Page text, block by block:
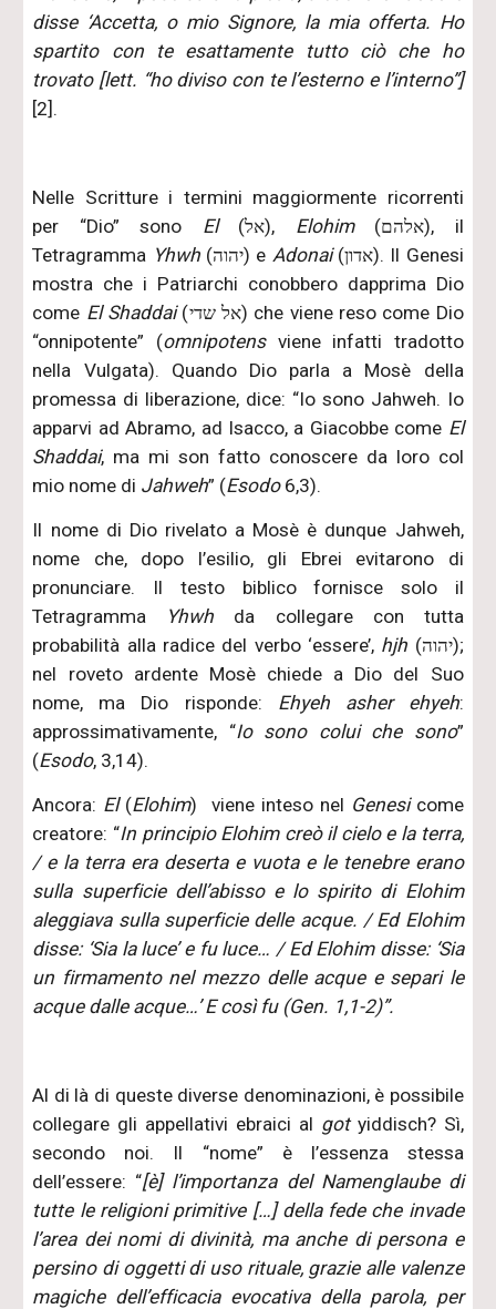
disse ‘Accetta, o mio Signore, la mia offerta. Ho
spartito con te esattamente tutto ciò che ho
trovato [lett. “ho diviso con te l’esterno e l’interno”]
[2].
Nelle Scritture i termini maggiormente ricorrenti
per “Dio” sono El (אל), Elohim(אלהם), il
Tetragramma Yhwh (יהוה) e Adonai(אדון). Il Genesi
mostra che i Patriarchi conobbero dapprima Dio
come El Shaddai(אל שדי) che viene reso come Dio
“onnipotente” (omnipotensviene infatti tradotto
nella Vulgata). Quando Dio parla a Mosè della
promessa di liberazione, dice: “Io sono Jahweh. Io
apparvi ad Abramo, ad Isacco, a Giacobbe come El
Shaddai, ma mi son fatto conoscere da loro col
mio nome di Jahweh” (Esodo6,3).
Il nome di Dio rivelato a Mosè è dunque Jahweh,
nome che, dopo l’esilio, gli Ebrei evitarono di
pronunciare. Il testo biblico fornisce solo il
Tetragramma
Yhwh da collegare con tutta
probabilità alla radice del verbo ‘essere’, hjh (יהוה);
nel roveto ardente Mosè chiede a Dio del Suo
nome, ma Dio risponde: Ehyeh asher ehyeh:
approssimativamente, “Io sono colui che sono”
(Esodo, 3,14).
Ancora: El(Elohim) viene inteso nel Genesicome
creatore: “In principio Elohim creò il cielo e la terra,
/ e la terra era deserta e vuota e le tenebre erano
sulla superficie dell’abisso e lo spirito di Elohim
aleggiava sulla superficie delle acque. / Ed Elohim
disse: ‘Sia la luce’ e fu luce… / Ed Elohim disse: ‘Sia
un firmamento nel mezzo delle acque e separi le
acque dalle acque…’ E così fu (Gen. 1,1-2)”.
Al di là di queste diverse denominazioni, è possibile
collegare gli appellativi ebraici al gotyiddisch? Sì,
secondo noi. Il “nome” è l’essenza stessa
dell’essere: “[è] l’importanza del Namenglaube di
tutte le religioni primitive […] della fede che invade
l’area dei nomi di divinità, ma anche di persona e
persino di oggetti di uso rituale, grazie alle valenze
magiche dell’efficacia evocativa della parola, per